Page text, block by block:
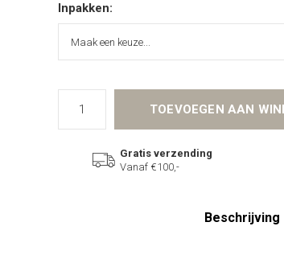
Inpakken:
TOEVOEGEN AAN
Gratis verzending
Vanaf €100,-
Beschrijving